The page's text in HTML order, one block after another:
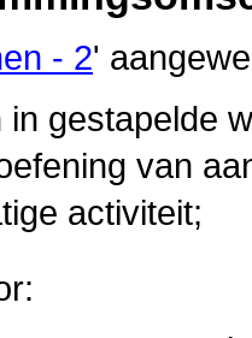
- 2'
in gestapelde
van
activiteit;